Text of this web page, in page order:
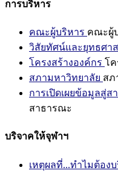
การบริหาร
คณะผู้บริหาร คณะผู้
วิสัยทัศน์และยุทธศา
โครงสร้างองค์กร โค
สภามหาวิทยาลัย สภ
การเปิดเผยข้อมูลสู่ส
สาธารณะ
บริจาคให้จุฬาฯ
เหตุผลที่...ทำไมต้อง